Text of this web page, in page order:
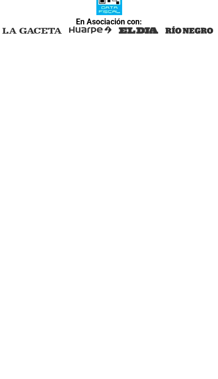
En Asociación con: